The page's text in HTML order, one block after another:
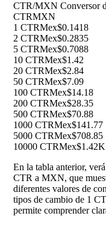
CTR/MXN Conversor
CTRMXN
1 CTRMex$0.1418
2 CTRMex$0.2835
5 CTRMex$0.7088
10 CTRMex$1.42
20 CTRMex$2.84
50 CTRMex$7.09
100 CTRMex$14.18
200 CTRMex$28.35
500 CTRMex$70.88
1000 CTRMex$141.77
5000 CTRMex$708.85
10000 CTRMex$1.42K
En la tabla anterior,
CTR a MXN, que
diferentes valores de
tipos de cambio de 1
permite comprender